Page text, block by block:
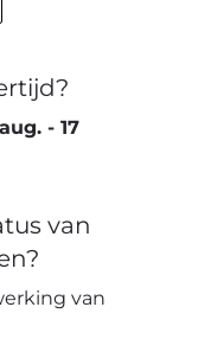
-17
van
van